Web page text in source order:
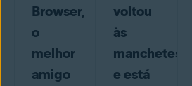
Browser,
o
melhor
amigo
voltou
às
manchetes
e está